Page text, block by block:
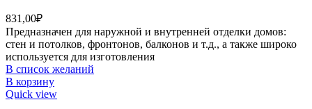
831,00₽
Предназначен для наружной и внутренней отделки домов:
стен и потолков, фронтонов, балконов и т.д., а также широко
используется для изготовления
В список желаний
В корзину
Quick view